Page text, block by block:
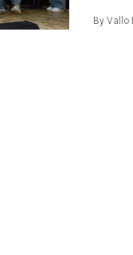
By Vallo